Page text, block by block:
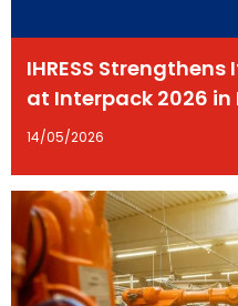
IHRESS
at Interpack 2026 in
14/05/2026